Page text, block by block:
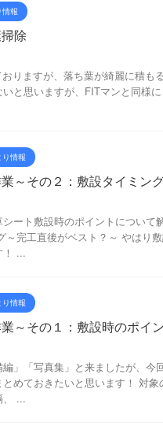
情報
除
りますが、落ち葉が綺麗に積も
と思いますが、FITマンと同様
り情報
～その２：敷設タイミン
ート敷設時のポイントについて
～完工直後がベスト？～ やはり
！ ...
り情報
～その１：敷設時のポイ
」「写真集」と来ましたが、今
めておきたいと思います！ 対
、 ...